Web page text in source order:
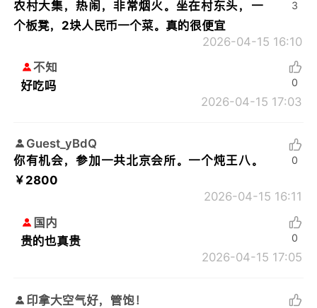
农村大集，热闹，非常烟火。坐在村东头，一
个板凳，2块人民币一个菜。真的很便宜
2026-04-15 16:10
3
不知
好吃吗
2026-04-15 17:03
0
Guest_yBdQ
你有机会，参加一共北京会所。一个炖王八。
￥2800
2026-04-15 16:11
0
国内
贵的也真贵
2026-04-15 17:05
0
印拿大空气好，管饱！